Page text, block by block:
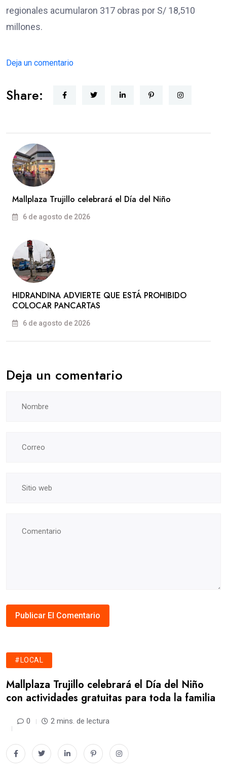
regionales acumularon 317 obras por S/ 18,510
millones.
Deja un comentario
Share:
Mallplaza Trujillo celebrará el Día del Niño
6 de agosto de 2026
HIDRANDINA ADVIERTE QUE ESTÁ PROHIBIDO
COLOCAR PANCARTAS
6 de agosto de 2026
Deja un comentario
#LOCAL
Mallplaza Trujillo celebrará el Día del Niño
con actividades gratuitas para toda la familia
0 2 mins. de lectura